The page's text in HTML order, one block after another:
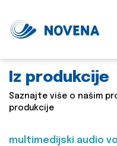
Iz produkcije
Saznajte više o našim
produkcije
multimedijski audio